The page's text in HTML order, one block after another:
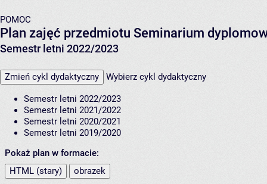
POMOC
Plan zajęć przedmiotu Seminarium
Semestr letni 2022/2023
Zmień cykl dydaktyczny Wybierz cykl dydaktyczny
Semestr letni 2022/2023
Semestr letni 2021/2022
Semestr letni 2020/2021
Semestr letni 2019/2020
Pokaż plan w formacie:
HTML (stary)
obrazek